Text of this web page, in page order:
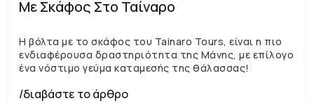
Με Σκάφος Στο Ταίναρο
Η βόλτα με το σκάφος του Tainaro Tours, είναι η πιο
ενδιαφέρουσα δραστηριότητα της Μάνης, με επίλογο
ένα νόστιμο γεύμα καταμεσής της θάλασσας!
/διαβάστε το άρθρο